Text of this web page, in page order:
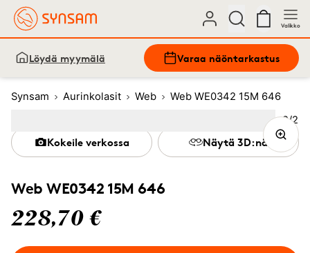
Valikko
Löydä myymälä Varaa näöntarkastus
Synsam Aurinkolasit Web Web WE0342 15M 646
Web WE0342 15M 646
228,70 €
Kokeile verkossa Näytä 3D:nä
Kuva
2/2
(Current image)